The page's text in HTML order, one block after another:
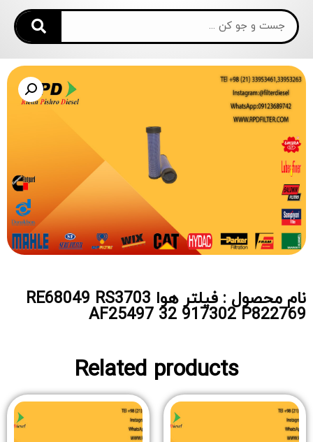
نام محصول : فیلتر هوا RE68049 RS3703
AF25497 32 917302 P822769
Related products